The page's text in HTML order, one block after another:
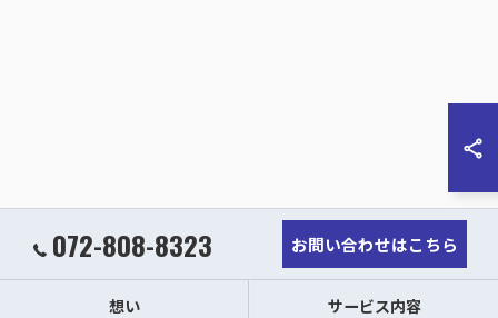
072-808-8323 お問い合わせはこちら
想い サービス内容